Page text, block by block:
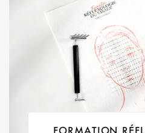
FORMATION